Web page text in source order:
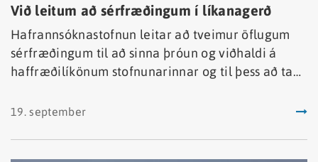
Við leitum að sérfræðingum í líkanagerð
Hafrannsóknastofnun leitar að tveimur öflugum
sérfræðingum til að sinna þróun og viðhaldi á
haffræðilíkönum stofnunarinnar og til þess að taka
þekkingu á umhverfi og vistkerfum sjávar.
19. september